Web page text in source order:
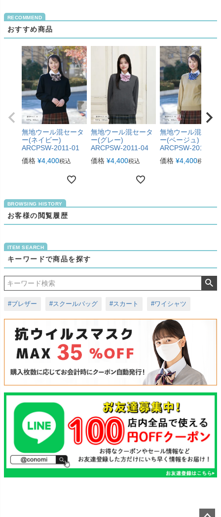
おすすめ商品
無地ウール混セータ
ー(ネイビー)
ARCPSW-2011-01
価格 ¥4,400税込
無地ウール混セータ
ー(グレー)
ARCPSW-2011-04
価格 ¥4,400税込
無地ウール混セー
ー(ベージュ)
ARCPSW-2011-05
価格 ¥4,400税込
お客様の閲覧履歴
キーワードで商品を探す
#ブレザー #スクールバッグ #スカート #ワイシャツ